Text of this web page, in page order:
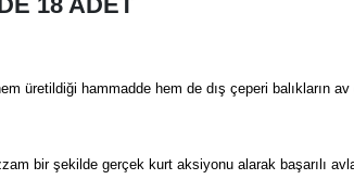
üretildiği hammadde hem de dış çeperi balıkların
bir şekilde gerçek kurt aksiyonu alarak başarılı